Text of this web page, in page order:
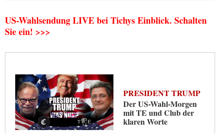
US-Wahlsendung LIVE bei Tichys Einblick. Schalten
Sie ein! >>>
PRESIDENT TRUMP
Der US-Wahl-Morgen
mit TE und Club der
klaren Worte